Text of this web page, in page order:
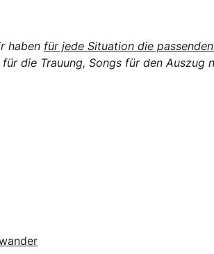
haben für jede Situation die
die Trauung, Songs für den